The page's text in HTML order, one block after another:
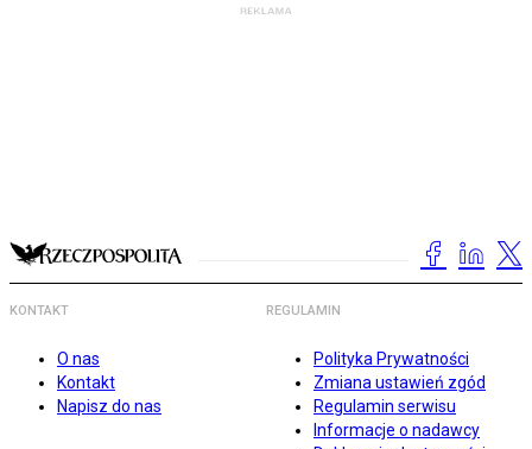
KONTAKT
O nas
Kontakt
Napisz do nas
REGULAMIN
Polityka Prywatności
Zmiana ustawień zgód
Regulamin serwisu
Informacje o nadawcy